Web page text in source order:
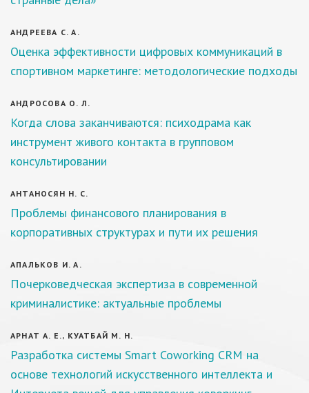
АНДРЕЕВА С. А.
Оценка эффективности цифровых коммуникаций в
спортивном маркетинге: методологические подходы
АНДРОСОВА О. Л.
Когда слова заканчиваются: психодрама как
инструмент живого контакта в групповом
консультировании
АНТАНОСЯН Н. С.
Проблемы финансового планирования в
корпоративных структурах и пути их решения
АПАЛЬКОВ И. А.
Почерковедческая экспертиза в современной
криминалистике: актуальные проблемы
АРНАТ А. Е., КУАТБАЙ М. Н.
Разработка системы Smart Coworking CRM на
основе технологий искусственного интеллекта и